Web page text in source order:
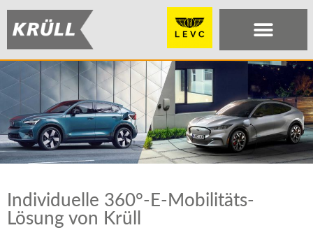
Individuelle 360°-E-Mobilitäts-
Lösung von Krüll